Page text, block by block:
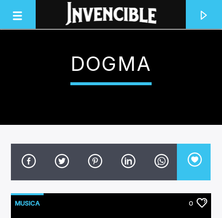
INVENCIBLE RADIO
JUNTOS SOMOS INVENCIBLES
DOGMA
MUSICA 0